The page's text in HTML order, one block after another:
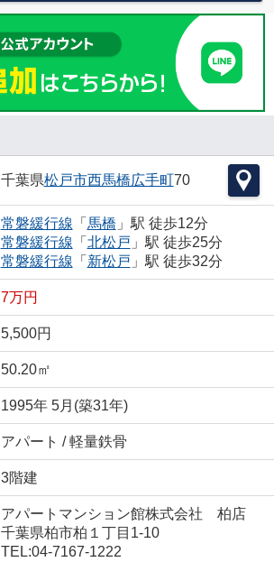
千葉県松戸市西馬橋広手町70
常磐緩行線 「 馬橋 」駅 徒歩12分
常磐緩行線 「 北松戸 」駅 徒歩25分
常磐緩行線 「 新松戸 」駅 徒歩32分
7万円
5,500円
50.20㎡
1995年 5月(築31年)
アパート / 軽量鉄骨
3階建
アパートマンション館株式会社 柏店
千葉県柏市柏１丁目1-10
TEL:04-7167-1222